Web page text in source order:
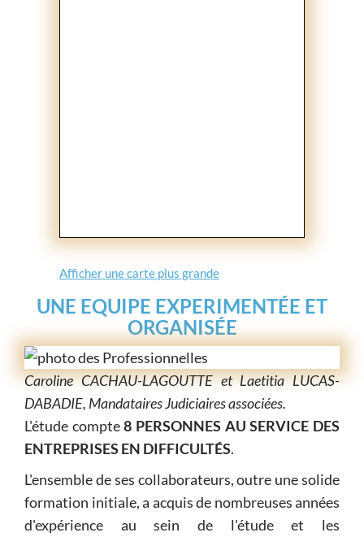
Afficher une carte plus grande
UNE EQUIPE EXPERIMENTÉE ET
ORGANISÉE
Caroline CACHAU-LAGOUTTE et Laetitia LUCAS-
DABADIE, Mandataires Judiciaires associées.
L'étude compte8 PERSONNES AU SERVICE DES
ENTREPRISES EN DIFFICULTÉS.
L'ensemble de ses collaborateurs, outre une solide
formation initiale, a acquis de nombreuses années
d'expérience au sein de l'étude et les